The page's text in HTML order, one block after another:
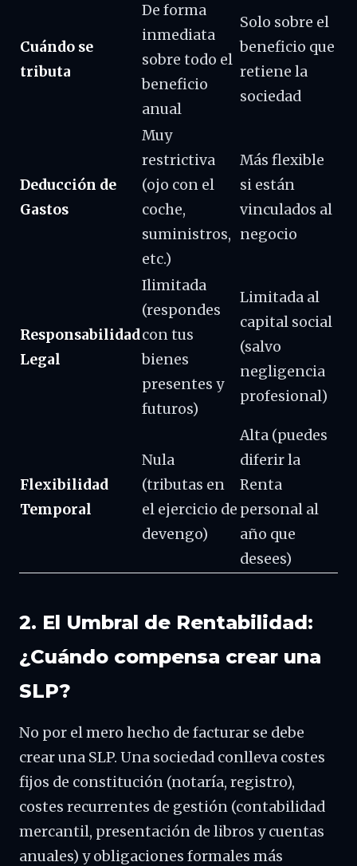
Cuándo se
tributa
De forma
inmediata
sobre todo el
beneficio
anual
Solo sobre el
beneficio que
retiene la
sociedad
Deducción de
Gastos
Muy
restrictiva
(ojo con el
coche,
suministros,
etc.)
Más flexible
si están
vinculados al
negocio
Responsabilidad
Legal
Ilimitada
(respondes
con tus
bienes
presentes y
futuros)
Limitada al
capital social
(salvo
negligencia
profesional)
Flexibilidad
Temporal
Nula
(tributas en
el ejercicio de
devengo)
Alta (puedes
diferir la
Renta
personal al
año que
desees)
2. El Umbral de Rentabilidad:
¿Cuándo compensa crear una
SLP?
No por el mero hecho de facturar se debe
crear una SLP. Una sociedad conlleva costes
fijos de constitución (notaría, registro),
costes recurrentes de gestión (contabilidad
mercantil, presentación de libros y cuentas
anuales) y obligaciones formales más